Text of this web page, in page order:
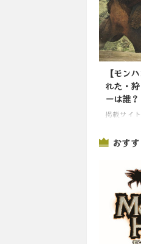
【モン
れた・
ーは誰？
掲載サイ
おす